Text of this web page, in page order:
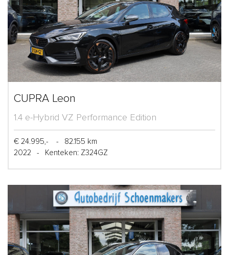
CUPRA Leon
1.4 e-Hybrid VZ Performance Edition
€ 24.995,- -
82.155 km
2022
- Kenteken: Z324GZ